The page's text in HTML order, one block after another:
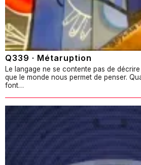
Q339 · Métaruption
Le langage ne se contente pas de
que le monde nous permet de penser.
font…